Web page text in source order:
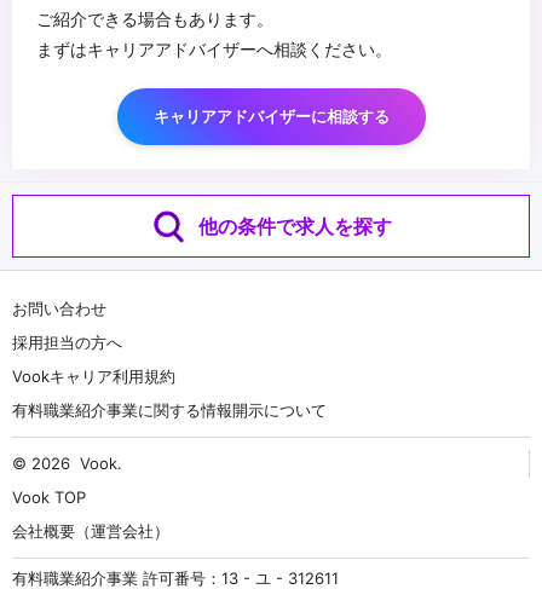
ご紹介できる場合もあります。
まずはキャリアアドバイザーへ相談ください。
キャリアアドバイザーに相談する
他の条件で求人を探す
お問い合わせ
採用担当の方へ
Vookキャリア利用規約
有料職業紹介事業に関する情報開示について
© 2026 Vook.
Vook TOP
会社概要（運営会社）
有料職業紹介事業 許可番号：13 - ユ - 312611